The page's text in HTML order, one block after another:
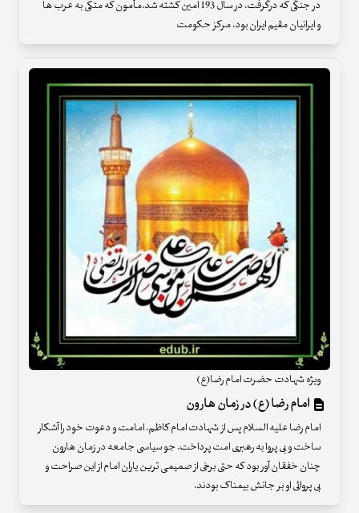
در جنگی که درگرفت، در سال 193 امین کشته شد.مأمون که متکی به عرب ها
و ایرانیان مقیم ایران بود، مرکز حکومت
ویژه شهادت حضرت امام رضا(ع)
امام رضا (ع) در زمان هارون
امام رضا علیه السلام پس از شهادت امام کاظم، امامت و دعوت خود را آشکار
ساخت و بی پروا به رهبری امت پرداخت. جو سیاسی جامعه در زمان هارون
چنان خفقان آور بود که حتی برخی از صمیمی ترین یاران امام از این صراحت و
بی پروائی او بر جانش بیمناک بودند.